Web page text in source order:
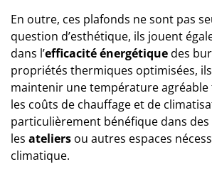
En outre, ces plafonds ne sont pas
question d’esthétique, ils jouent
dans l’efficacité énergétiquedes
propriétés thermiques optimisées,
maintenir une température
les coûts de chauffage et de
particulièrement bénéfique dans
les ateliers ou autres espaces
climatique.